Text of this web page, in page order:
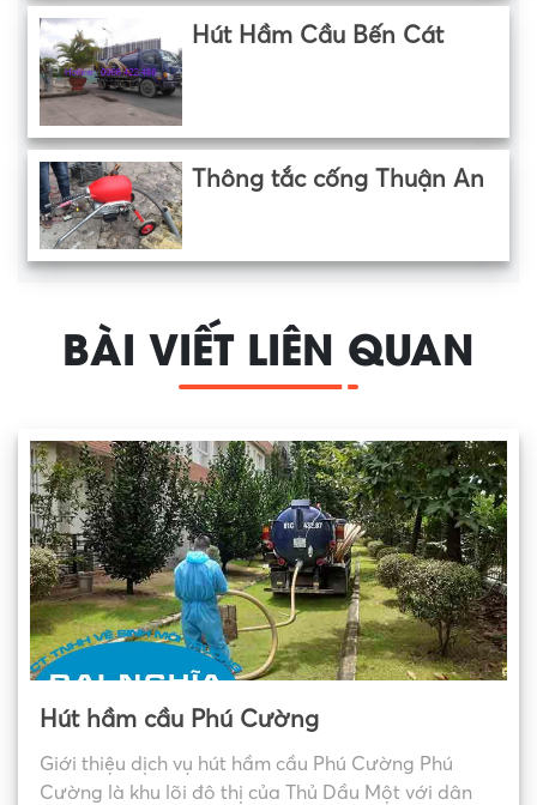
Hút Hầm Cầu Bến Cát
Thông tắc cống Thuận An
BÀI VIẾT LIÊN QUAN
Hút hầm cầu Phú Cường
Giới thiệu dịch vụ hút hầm cầu Phú Cường Phú
Cường là khu lõi đô thị của Thủ Dầu Một với dân